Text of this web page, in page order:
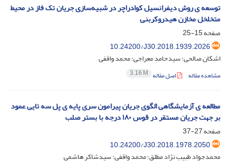
توسعه ی روش دیفرانسیل کوادراچر در شبیه‌سازی جریان تک فاز در محیط
متخلخل مخازن هیدروکربنی
صفحه15-25
10.24200/J30.2018.1939.2026
اشکان صالحی؛ سیدحامد معراجی؛ محمد واقفی
مشاهده مقاله اصل مقاله 3.16 M
مطالعه ی آزمایشگاهی الگوی جریان پیرامون سری پایه ی پل سه تایی عمود
بر جهت جریان مستقر در قوس ۱۸۰ درجه با بستر صلب
صفحه27-37
10.24200/J30.2018.1978.2050
محمدجواد طبیب نژاد مطلق؛ محمد واقفی؛ سیدشاکر هاشمی